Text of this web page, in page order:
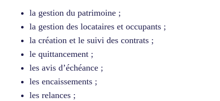
la gestion du patrimoine ;
la gestion des locataires et occupants ;
la création et le suivi des contrats ;
le quittancement ;
les avis d’échéance ;
les encaissements ;
les relances ;